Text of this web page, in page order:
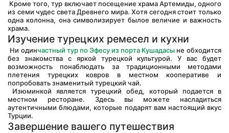
из семи чудес света Древнего мира. Хотя сегодня стоит только
одна колонна, она символизирует былое величие и важность
храма.
Изучение турецких ремесел и кухни
Ни одинчастный тур по Эфесу из порта Кушадасы не обходится
без знакомства с яркой турецкой культурой. У вас будет
возможность понаблюдать за традиционными методами
плетения турецких ковров в местном кооперативе и
попробовать знаменитый турецкий чай.
местном ресторане. Здесь вы можете насладиться
аутентичными блюдами, которые подарят вам настоящий вкус
Турции.
Завершение вашего путешествия